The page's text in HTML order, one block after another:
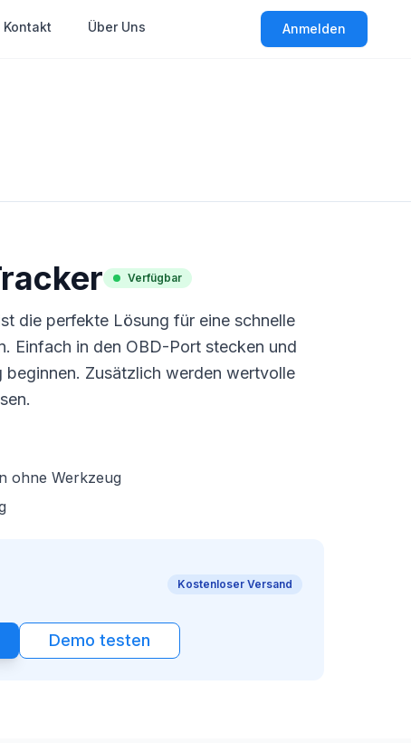
Kontakt Über Uns Anmelden
Verfügbar
die perfekte Lösung für eine schnelle
Einfach in den OBD-Port stecken und
Zusätzlich werden wertvolle
ohne Werkzeug
Kostenloser Versand
Demo testen